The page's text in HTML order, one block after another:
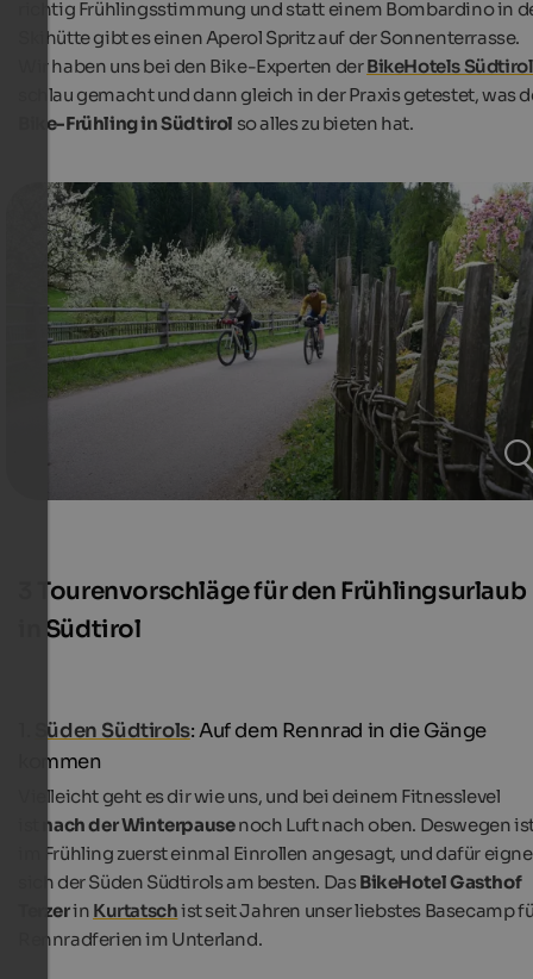
richtig Frühlingsstimmung und statt einem Bombardino in
Skihütte gibt es einen Aperol Spritz auf der Sonnenterrasse.
Wir haben uns bei den Bike-Experten derBikeHotels Südtirol
schlau gemacht und dann gleich in der Praxis getestet, was
Bike-Frühling in Südtirol so alles zu bieten hat.
3 Tourenvorschläge für den Frühlingsurlaub
in Südtirol
Süden Südtirols: Auf dem Rennrad in die Gänge
kommen
Vielleicht geht es dir wie uns, und bei deinem Fitnesslevel
nach der Winterpausenoch Luft nach oben. Deswegen
im Frühling zuerst einmal Einrollen angesagt, und dafür
sich der Süden Südtirols am besten. DasBikeHotel Gasthof
Terzerin Kurtatschist seit Jahren unser liebstes Basecamp
Rennradferien im Unterland.